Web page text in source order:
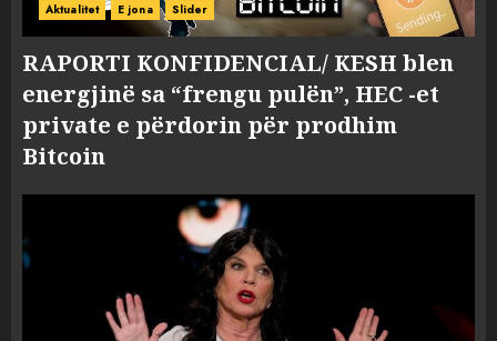
Aktualitet E jona Slider
RAPORTI KONFIDENCIAL/ KESH blen
energjinë sa “frengu pulën”, HEC -et
private e përdorin për prodhim
Bitcoin